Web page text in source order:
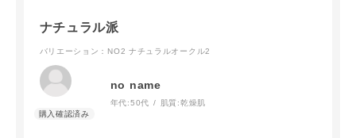
ナチュラル派
バリエーション：NO2 ナチュラルオークル2
no name
年代:50代 肌質:乾燥肌